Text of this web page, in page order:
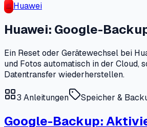
Huawei
Huawei: Google-
Ein Reset oder Gerätewechsel bei
und Fotos automatisch in der Cloud,
Datentransfer wiederherstellen.
3 Anleitungen Speicher &
Google-Backup: